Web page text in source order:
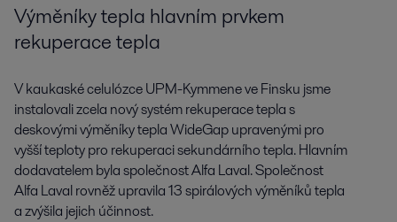
Výměníky tepla hlavním prvkem
rekuperace tepla
V kaukaské celulózce UPM-Kymmene ve Finsku jsme
instalovali zcela nový systém rekuperace tepla s
deskovými výměníky tepla WideGap upravenými pro
vyšší teploty pro rekuperaci sekundárního tepla. Hlavním
dodavatelem byla společnost Alfa Laval. Společnost
Alfa Laval rovněž upravila 13 spirálových výměníků tepla
a zvýšila jejich účinnost.